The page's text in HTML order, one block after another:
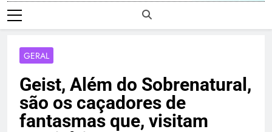
GERAL
Geist, Além do Sobrenatural,
são os caçadores de
fantasmas que, visitam